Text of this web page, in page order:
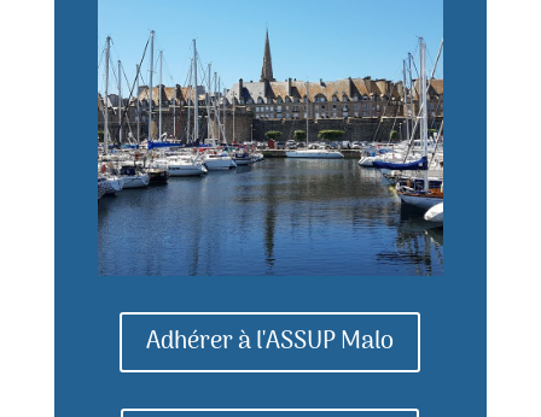
Adhérer à l'ASSUP Malo